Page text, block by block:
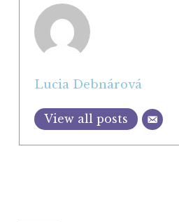
Lucia Debnárová
View all posts